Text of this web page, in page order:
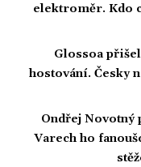
elektroměr. Kdo
Glossoa
hostování. Česky
Ondřej
Varech ho